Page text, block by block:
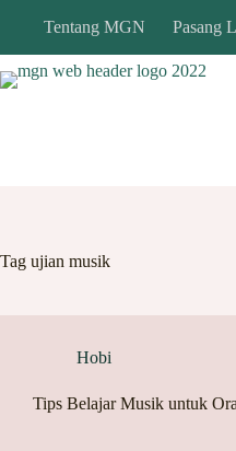
Tentang MGN Pasang
Tag ujian musik
Hobi
Tips Belajar Musik untuk